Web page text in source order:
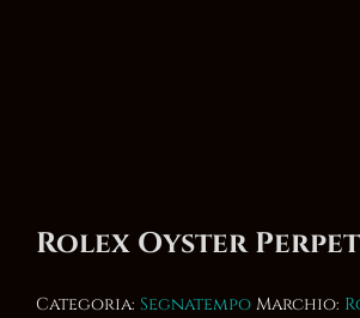
Rolex Oyster
Categoria: Segnatempo Marchio: